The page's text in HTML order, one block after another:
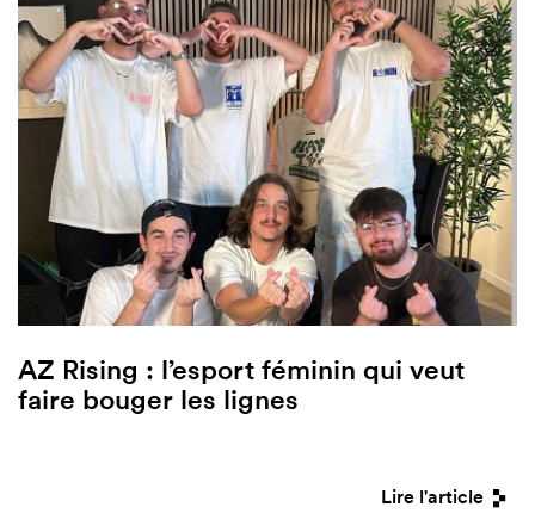
AZ Rising : l’esport féminin qui veut
faire bouger les lignes
Lire l'article